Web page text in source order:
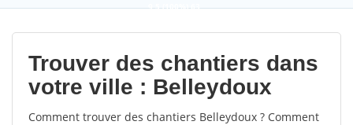
9,5(100%)63
votes
Trouver des chantiers dans
votre ville : Belleydoux
Comment trouver des chantiers Belleydoux ? Comment